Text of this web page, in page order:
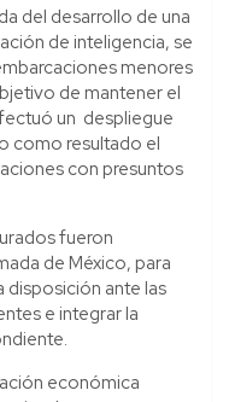
del desarrollo de una
de inteligencia, se
menores
de mantener el
un despliegue
como resultado el
con presuntos
fueron
de México, para
disposición ante las
e integrar la
económica